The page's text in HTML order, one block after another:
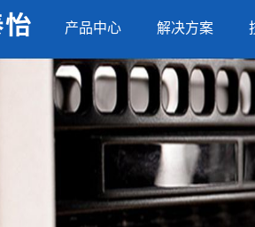
产品中心 解决方案